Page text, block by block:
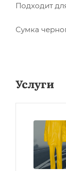
Подходит
Сумка
Услуги